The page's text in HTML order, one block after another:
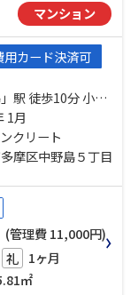
マンション
用カード決済可
徒歩10分 小田
駅 徒歩25分 小
ヶ丘遊園」駅 徒
1月
クリート
摩区中野島５丁目
(管理費 11,000円)
礼 1ヶ月
㎡